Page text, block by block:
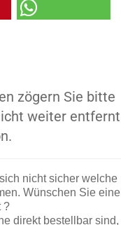
zögern Sie bitte
weiter entfernt
nicht sicher welche
Wünschen Sie eine
?
direkt bestellbar sind,